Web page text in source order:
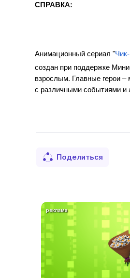
СПРАВКА:
Анимационный сериал "
создан при поддержке
взрослым. Главные герои
с различными событиями и
Поделиться
реклама